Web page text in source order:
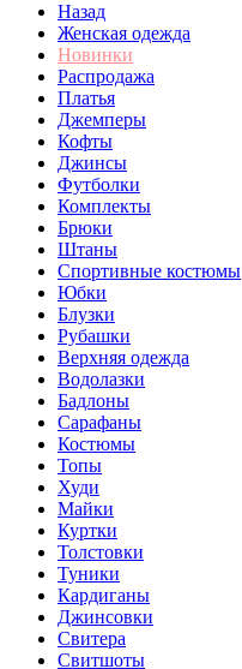
Назад
Женская одежда
Новинки
Распродажа
Платья
Джемперы
Кофты
Джинсы
Футболки
Комплекты
Брюки
Штаны
Спортивные костюмы
Юбки
Блузки
Рубашки
Верхняя одежда
Водолазки
Бадлоны
Сарафаны
Костюмы
Топы
Худи
Майки
Куртки
Толстовки
Туники
Кардиганы
Джинсовки
Свитера
Свитшоты